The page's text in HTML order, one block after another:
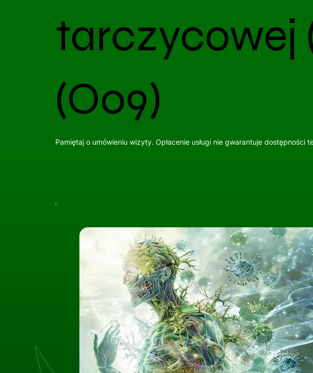
tarczycowej
(O09)
Pamiętaj o umówieniu wizyty. Opłacenie usługi nie gwarantuje dostępności